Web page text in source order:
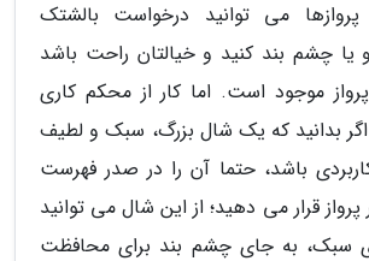
می توانید درخواست بالشتک
چشم بند کنید و خیالتان راحت باشد
موجود است. اما کار از محکم کاری
بدانید که یک شال بزرگ، سبک و لطیف
باشد، حتما آن را در صدر فهرست
قرار می دهید؛ از این شال می توانید
سبک، به جای چشم بند برای محافظت